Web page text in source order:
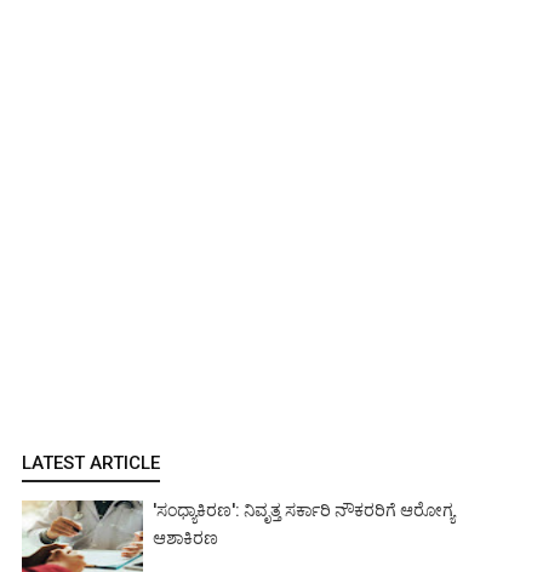
LATEST ARTICLE
'ಸಂಧ್ಯಾಕಿರಣ': ನಿವೃತ್ತ ಸರ್ಕಾರಿ ನೌಕರರಿಗೆ ಆರೋಗ್ಯ
ಆಶಾಕಿರಣ